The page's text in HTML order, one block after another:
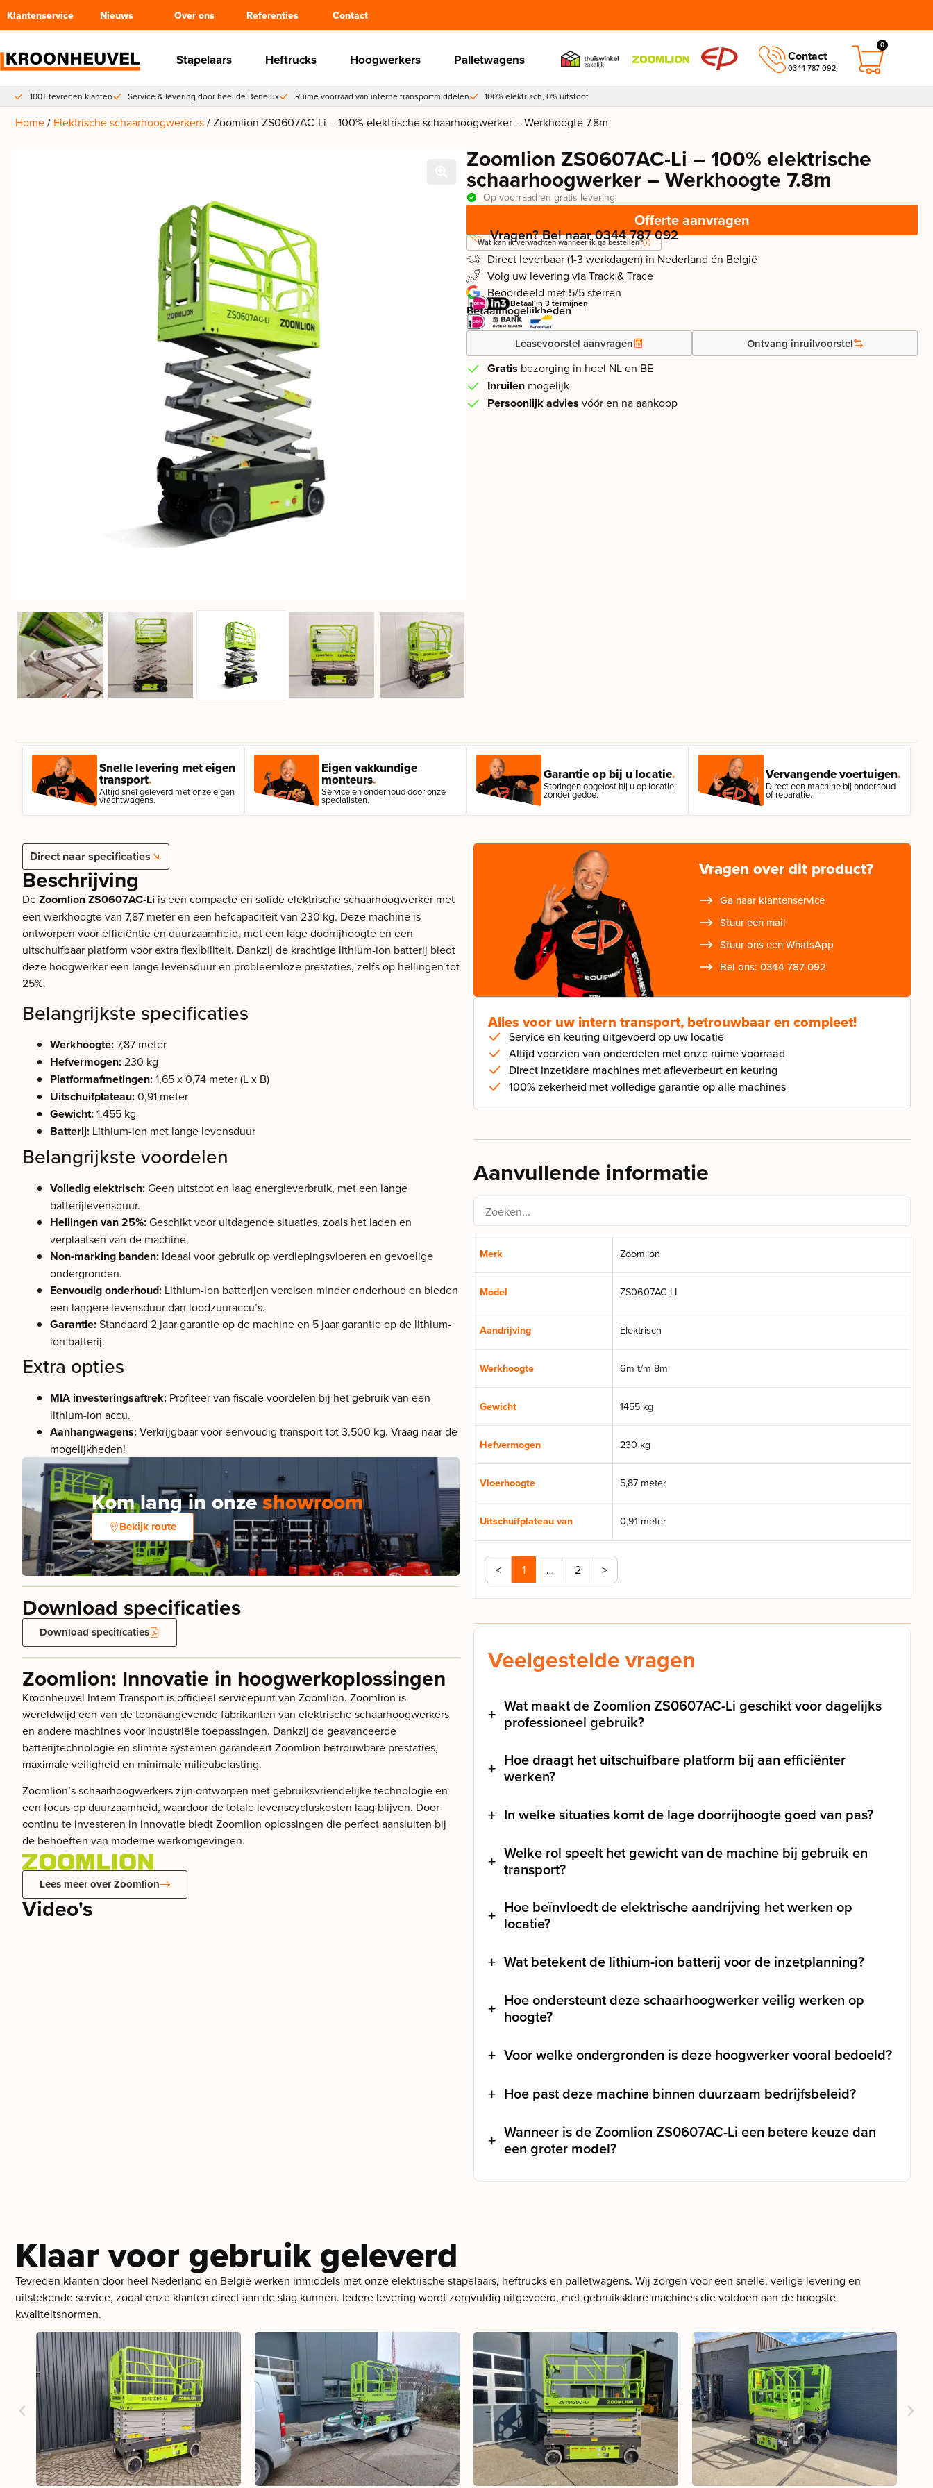
Klantenservice Nieuws Over ons Referenties Contact
Stapelaars Heftrucks Hoogwerkers Palletwagens Contact
0344 787 092
0
100+ tevreden klanten Service & levering door heel de Benelux Ruime voorraad van interne transportmiddelen 100% elektrisch, 0% uitstoot
Home/ Elektrische schaarhoogwerkers/ Zoomlion ZS0607AC-Li – 100% elektrische schaarhoogwerker – Werkhoogte 7.8m
Zoomlion ZS0607AC-Li – 100% elektrische
schaarhoogwerker – Werkhoogte 7.8m
Op voorraad en gratis levering
Offerte aanvragen
Vragen? Bel naar 0344 787 092
Wat kan ik verwachten wanneer ik ga bestellen?
Direct leverbaar (1-3 werkdagen) in Nederland én België
Volg uw levering via Track & Trace
Beoordeeld met 5/5 sterren
Betaal in 3 termijnen
Betaalmogelijkheden
Leasevoorstel aanvragen Ontvang inruilvoorstel
Gratis bezorging in heel NL en BE
Inruilen mogelijk
Persoonlijk advies vóór en na aankoop
Snelle levering met eigen
transport.
Altijd snel geleverd met onze eigen
vrachtwagens.
Eigen vakkundige
monteurs.
Service en onderhoud door onze
specialisten.
Garantie op bij u locatie.
Storingen opgelost bij u op locatie,
zonder gedoe.
Vervangende voertuigen.
Direct een machine bij onderhoud
of reparatie.
Direct naar specificaties
Beschrijving
DeZoomlion ZS0607AC-Li is een compacte en solide elektrische schaarhoogwerker met
een werkhoogte van 7,87 meter en een hefcapaciteit van 230 kg. Deze machine is
ontworpen voor efficiëntie en duurzaamheid, met een lage doorrijhoogte en een
uitschuifbaar platform voor extra flexibiliteit. Dankzij de krachtige lithium-ion batterij biedt
deze hoogwerker een lange levensduur en probleemloze prestaties, zelfs op hellingen tot
25%.
Belangrijkste specificaties
Werkhoogte:7,87 meter
Hefvermogen:230 kg
Platformafmetingen:1,65 x 0,74 meter (L x B)
Uitschuifplateau:0,91 meter
Gewicht:1.455 kg
Batterij: Lithium-ion met lange levensduur
Belangrijkste voordelen
Volledig elektrisch:Geen uitstoot en laag energieverbruik, met een lange
batterijlevensduur.
Hellingen van 25%:Geschikt voor uitdagende situaties, zoals het laden en
verplaatsen van de machine.
Non-marking banden: Ideaal voor gebruik op verdiepingsvloeren en gevoelige
ondergronden.
Eenvoudig onderhoud: Lithium-ion batterijen vereisen minder onderhoud en bieden
een langere levensduur dan loodzuuraccu’s.
Garantie:Standaard 2 jaar garantie op de machine en 5 jaar garantie op de lithium-
ion batterij.
Extra opties
MIA investeringsaftrek: Profiteer van fiscale voordelen bij het gebruik van een
lithium-ion accu.
Aanhangwagens:Verkrijgbaar voor eenvoudig transport tot 3.500 kg. Vraag naar de
mogelijkheden!
Kom lang in onzeshowroom
Bekijk route
Download specificaties
Download specificaties
Zoomlion: Innovatie in hoogwerkoplossingen
Kroonheuvel Intern Transport is officieel servicepunt van Zoomlion. Zoomlion is
wereldwijd een van de toonaangevende fabrikanten van elektrische schaarhoogwerkers
en andere machines voor industriële toepassingen. Dankzij de geavanceerde
batterijtechnologie en slimme systemen garandeert Zoomlion betrouwbare prestaties,
maximale veiligheid en minimale milieubelasting.
Zoomlion’s schaarhoogwerkers zijn ontworpen met gebruiksvriendelijke technologie en
een focus op duurzaamheid, waardoor de totale levenscycluskosten laag blijven. Door
continu te investeren in innovatie biedt Zoomlion oplossingen die perfect aansluiten bij
de behoeften van moderne werkomgevingen.
Lees meer over Zoomlion
Video's
Vragen over dit product?
Ga naar klantenservice
Stuur een mail
Stuur ons een WhatsApp
Bel ons: 0344 787 092
Alles voor uw intern transport, betrouwbaar en compleet!
Service en keuring uitgevoerd op uw locatie
Altijd voorzien van onderdelen met onze ruime voorraad
Direct inzetklare machines met afleverbeurt en keuring
100% zekerheid met volledige garantie op alle machines
Aanvullende informatie
Merk Zoomlion
Model ZS0607AC-LI
Aandrijving Elektrisch
Werkhoogte 6m t/m 8m
Gewicht 1455 kg
Hefvermogen 230 kg
Vloerhoogte 5,87 meter
Uitschuifplateau van 0,91 meter
< 1 … 2 >
Veelgestelde vragen
Wat maakt de Zoomlion ZS0607AC-Li geschikt voor dagelijks
professioneel gebruik?
Hoe draagt het uitschuifbare platform bij aan efficiënter
werken?
In welke situaties komt de lage doorrijhoogte goed van pas?
Welke rol speelt het gewicht van de machine bij gebruik en
transport?
Hoe beïnvloedt de elektrische aandrijving het werken op
locatie?
Wat betekent de lithium-ion batterij voor de inzetplanning?
Hoe ondersteunt deze schaarhoogwerker veilig werken op
hoogte?
Voor welke ondergronden is deze hoogwerker vooral bedoeld?
Hoe past deze machine binnen duurzaam bedrijfsbeleid?
Wanneer is de Zoomlion ZS0607AC-Li een betere keuze dan
een groter model?
Klaar voor gebruik geleverd
Tevreden klanten door heel Nederland en België werken inmiddels met onze elektrische stapelaars, heftrucks en palletwagens. Wij zorgen voor een snelle, veilige levering en
uitstekende service, zodat onze klanten direct aan de slag kunnen. Iedere levering wordt zorgvuldig uitgevoerd, met gebruiksklare machines die voldoen aan de hoogste
kwaliteitsnormen.